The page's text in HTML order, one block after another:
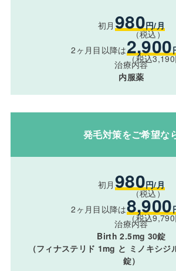
初月 980円/月
（税込）
2ヶ月目以降は2,900
（税込
治療内容
内服薬
発毛対策をご希望な
初月 980円/月
（税込）
2ヶ月目以降は8,900
（税込
治療内容
Birth 2.5mg 30錠
（フィナステリド 1mg と ミノキシ
錠）